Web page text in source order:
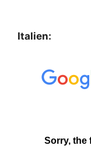
Italien: